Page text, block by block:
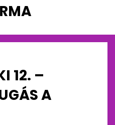
12. –
A